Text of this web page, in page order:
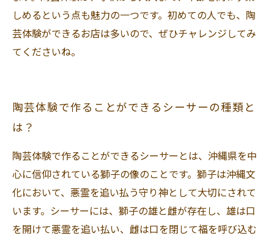
しめるという点も魅力の一つです。初めての人でも、陶
芸体験ができるお店は多いので、ぜひチャレンジしてみ
てくださいね。
陶芸体験で作ることができるシーサーの種類と
は？
陶芸体験で作ることができるシーサーとは、沖縄県を中
心に信仰されている獅子の像のことです。獅子は沖縄文
化において、悪霊を追い払う守り神として大切にされて
います。シーサーには、獅子の雄と雌が存在し、雄は口
を開けて悪霊を追い払い、雌は口を閉じて福を呼び込む